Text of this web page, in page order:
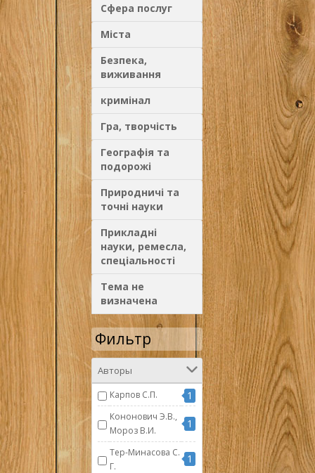
Сфера послуг
Міста
Безпека,
виживання
кримінал
Гра, творчість
Географія та
подорожі
Природничі та
точні науки
Прикладні
науки, ремесла,
спеціальності
Тема не
визначена
Фильтр
Авторы
Карпов С.П. 1
Кононович Э.В.,
Мороз В.И.
1
Тер-Минасова С.
Г.
1